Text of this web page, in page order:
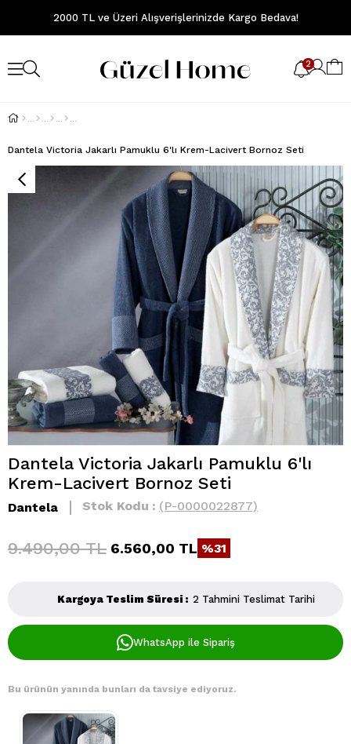
2000 TL ve Üzeri Alışverişlerinizde Kargo Bedava!
2
Dantela Victoria Jakarlı Pamuklu 6'lı Krem-Lacivert Bornoz Seti
Dantela Victoria Jakarlı Pamuklu 6'lı
Krem-Lacivert Bornoz Seti
Dantela Stok Kodu (P-0000022877)
9.490,00 TL 6.560,00 TL 31
Kargoya Teslim Süresi : 2 Tahmini Teslimat Tarihi
WhatsApp ile Sipariş
Bu ürünün yanında bunları da tavsiye ediyoruz.